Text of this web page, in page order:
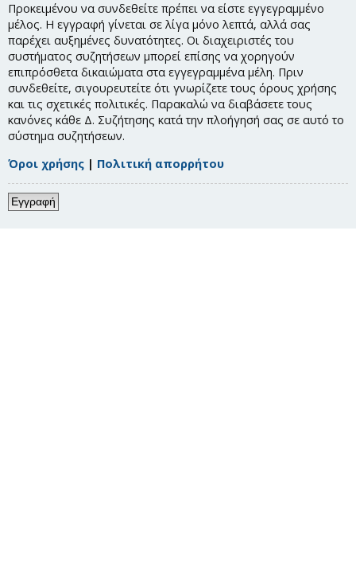
Προκειμένου να συνδεθείτε πρέπει να είστε εγγεγραμμένο
μέλος. Η εγγραφή γίνεται σε λίγα μόνο λεπτά, αλλά σας
παρέχει αυξημένες δυνατότητες. Οι διαχειριστές του
συστήματος συζητήσεων μπορεί επίσης να χορηγούν
επιπρόσθετα δικαιώματα στα εγγεγραμμένα μέλη. Πριν
συνδεθείτε, σιγουρευτείτε ότι γνωρίζετε τους όρους χρήσης
και τις σχετικές πολιτικές. Παρακαλώ να διαβάσετε τους
κανόνες κάθε Δ. Συζήτησης κατά την πλοήγησή σας σε αυτό το
σύστημα συζητήσεων.
Όροι χρήσης | Πολιτική απορρήτου
Εγγραφή